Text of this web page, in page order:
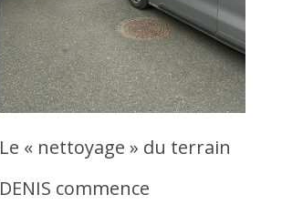
Le « nettoyage » du terrain
DENIS commence